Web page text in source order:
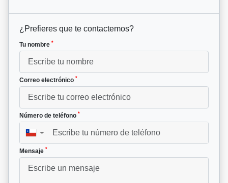
¿Prefieres que te contactemos?
Tu nombre *
Correo electrónico *
Número de teléfono *
▼
Mensaje *